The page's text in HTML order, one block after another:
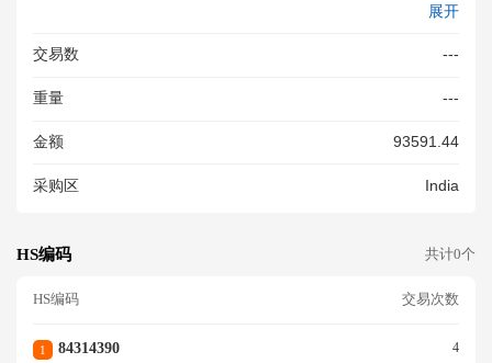
KD10K CARBIDE BUTTONS
展开
交易数 ---
重量 ---
金额 93591.44
采购区 India
HS编码 共计0个
HS编码 交易次数
1 84314390 4